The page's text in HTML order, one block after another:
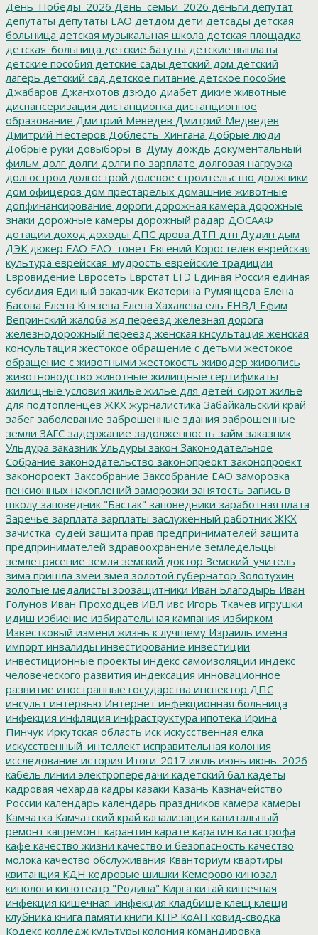
День_Победы_2026 День_семьи_2026 деньги депутат
депутаты депутаты ЕАО детдом дети детсады детская
больница детская музыкальная школа детская площадка
детская_больница детские батуты детские выплаты
детские пособия детские сады детский дом детский
лагерь детский сад детское питание детское пособие
Джабаров Джанхотов дзюдо диабет дикие животные
диспансеризация дистанционка дистанционное
образование Дмитрий Меведев Дмитрий Медведев
Дмитрий Нестеров Доблесть_Хингана Добрые люди
Добрые руки довыборы_в_Думу дождь документальный
фильм долг долги долги по зарплате долговая нагрузка
долгострои долгострой долевое строительство должники
дом офицеров дом престарелых домашние животные
допфинансирование дороги дорожная камера дорожные
знаки дорожные камеры дорожный радар ДОСААФ
дотации доход доходы ДПС дрова ДТП дтп Дудин дым
ДЭК дюкер ЕАО ЕАО_тонет Евгений Коростелев еврейская
культура еврейская_мудрость еврейские традиции
Евровидение Евросеть Еврстат ЕГЭ Единая Россия единая
субсидия Единый заказчик Екатерина Румянцева Елена
Басова Елена Князева Елена Хахалева ель ЕНВД Ефим
Вепринский жалоба жд переезд железная дорога
железнодорожный переезд женская кнсультация женская
консультация жестокое обращение с детьми жестокое
обращение с животными жестокость живодер живопись
животноводство животные жилищные сертификаты
жилищные условия жилье жилье для детей-сирот жильё
для подтопленцев ЖКХ журналистика Забайкальский край
забег заболевание заброшенные здания заброшенные
земли ЗАГС задержание задолженность займ заказник
Ульдура заказник Ульдуры закон Законодательное
Собрание законодательство законопреокт законопроект
законороект Заксобрание Заксобрание ЕАО заморозка
пенсионных накоплений заморозки занятость запись в
школу заповедник "Бастак" заповедники заработная плата
Заречье зарплата зарплаты заслуженный работник ЖКХ
зачистка_судей защита прав предпринимателей защита
предпринимателей здравоохранение земледельцы
землетрясение земля земский доктор Земский_учитель
зима пришла змеи змея золотой губернатор Золотухин
золотые медалисты зоозащитники Иван Благодырь Иван
Голунов Иван Проходцев ИВЛ ивс Игорь Ткачев игрушки
идиш избиение избирательная кампания избирком
Известковый измени жизнь к лучшему Израиль имена
импорт инвалиды инвестирование инвестиции
инвестиционные проекты индекс самоизоляции индекс
человеческого развития индексация инновационное
развитие иностранные государства инспектор ДПС
инсульт интервью Интернет инфекционная больница
инфекция инфляция инфраструктура ипотека Ирина
Пинчук Иркутская область иск искусственная елка
искусственный_интеллект исправительная колония
исследование история Итоги-2017 июль июнь июнь_2026
кабель линии электропередачи кадетский бал кадеты
кадровая чехарда кадры казаки Казань Казначейство
России календарь календарь праздников камера камеры
Камчатка Камчатский край канализация капитальный
ремонт капремонт карантин карате каратин катастрофа
кафе качество жизни качество и безопасность качество
молока качество обслуживания Кванториум квартиры
квитанция КДН кедровые шишки Кемерово кинозал
кинологи кинотеатр "Родина" Кирга китай кишечная
инфекция кишечная_инфекция кладбище клещ клещи
клубника книга памяти книги КНР КоАП ковид-сводка
Кодекс колледж культуры колония командировка